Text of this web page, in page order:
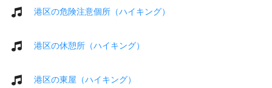
港区の危険注意個所（ハイキング）
港区の休憩所（ハイキング）
港区の東屋（ハイキング）